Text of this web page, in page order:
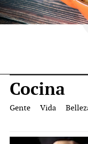
Cocina
Gente Vida